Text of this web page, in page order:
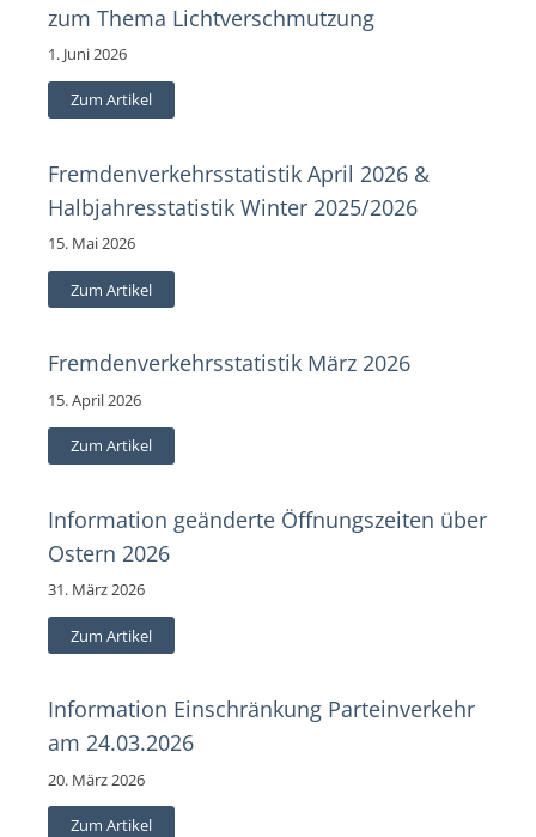
zum Thema Lichtverschmutzung
1. Juni 2026
Zum Artikel
Fremdenverkehrsstatistik April 2026 &
Halbjahresstatistik Winter 2025/2026
15. Mai 2026
Zum Artikel
Fremdenverkehrsstatistik März 2026
15. April 2026
Zum Artikel
Information geänderte Öffnungszeiten über
Ostern 2026
31. März 2026
Zum Artikel
Information Einschränkung Parteinverkehr
am 24.03.2026
20. März 2026
Zum Artikel